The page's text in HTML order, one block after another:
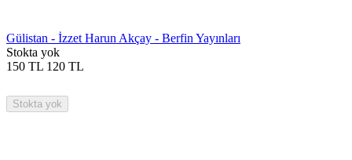
Gülistan - İzzet Harun Akçay - Berfin Yayınları
Stokta yok
150 TL 120 TL
Stokta yok